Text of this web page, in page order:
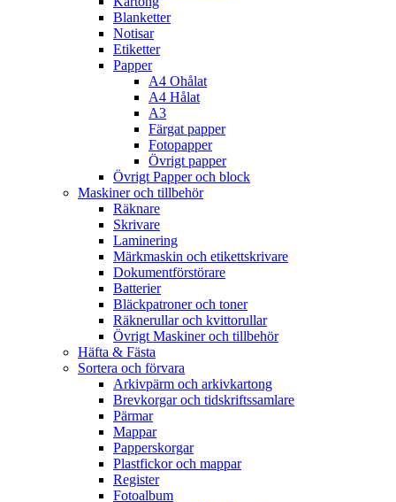
Blanketter
Notisar
Etiketter
Papper
A4 Ohålat
A4 Hålat
A3
Färgat papper
Fotopapper
Övrigt papper
Övrigt Papper och block
Maskiner och tillbehör
Räknare
Skrivare
Laminering
Märkmaskin och etikettskrivare
Dokumentförstörare
Batterier
Bläckpatroner och toner
Räknerullar och kvittorullar
Övrigt Maskiner och tillbehör
Häfta & Fästa
Sortera och förvara
Arkivpärm och arkivkartong
Brevkorgar och tidskriftssamlare
Pärmar
Mappar
Papperskorgar
Plastfickor och mappar
Register
Fotoalbum